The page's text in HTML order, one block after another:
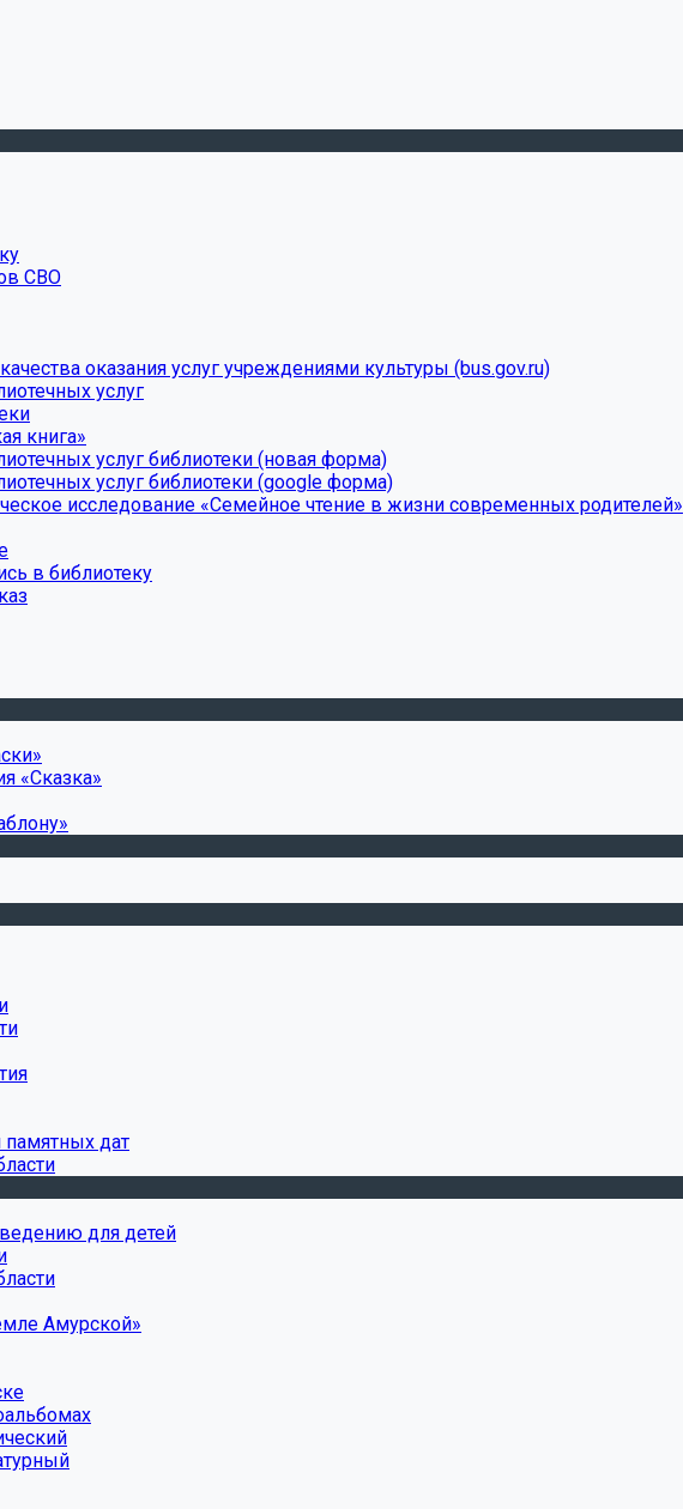
СВО
оказания услуг учреждениями культуры (bus.gov.ru)
услуг
книга»
услуг библиотеки (новая форма)
услуг библиотеки (google форма)
исследование «Семейное чтение в жизни современных родителей»
в библиотеку
«Сказка»
памятных дат
для детей
Амурской»